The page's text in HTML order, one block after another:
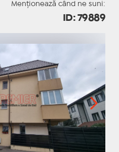
Menționează când ne suni:
ID: 79889